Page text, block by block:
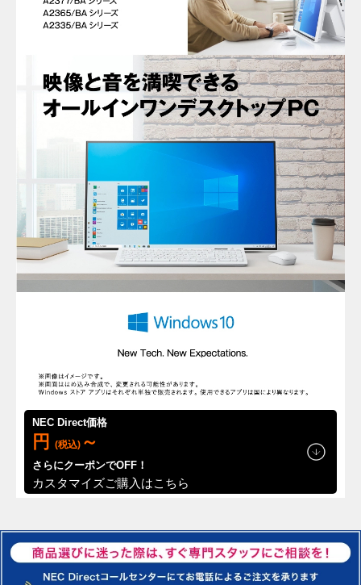
×2
Office搭載PCならやりたいことが
できる
WordやExcelなど、ドキュメント作成に必要なアプリが使える
「Microsoft Office Personal 2019」、さらにPowerPointを加えた
「Microsoft Office Home & Business 2019」をお選びいただけます。
Officeについて詳しくは
パソコンを安心してお使いいただ
くために最大5年の延長保証サービ
スをご用意
メーカー保証期間を延長する「メーカー保証サービスパック」と、特
別保証付きの「あんしん保証サービスパック」をご用意しました。そ
国内生産およびこだわりの品質管理
NEC Direct価格
円(税込) ～
さらにクーポンでOFF！
カスタマイズご購入はこちら